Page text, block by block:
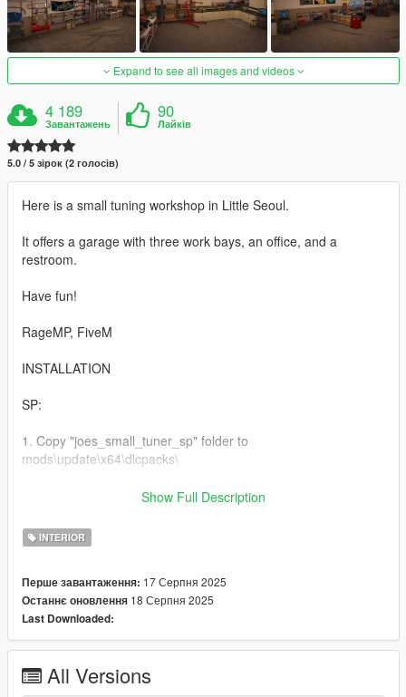
Expand to see all images and videos
4 189
Завантажень
90
Лайків
5.0 / 5 зірок (2 голосів)
Here is a small tuning workshop in Little Seoul.
It offers a garage with three work bays, an office, and a
restroom.
Have fun!
RageMP, FiveM
INSTALLATION
SP:
1. Copy "joes_small_tuner_sp" folder to
mods\update\x64\dlcpacks\
2. Add "joes_small_tuner_sp" to the dlclist.xml
RageMP:
mods\update\x64\dlcpacks\
2. Add "joes_small_tuner_ragemp" to the dlclist.xml
Show Full Description
INTERIOR
Перше завантаження: 17 Серпня 2025
Останнє оновлення 18 Серпня 2025
Last Downloaded:
All Versions